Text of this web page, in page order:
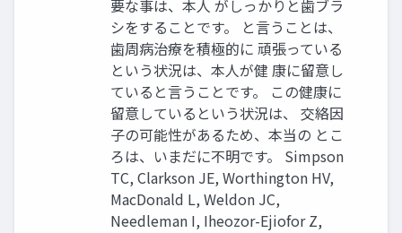
要な事は、本人 がしっかりと歯ブラ
シをすることです。 と言うことは、
歯周病治療を積極的に 頑張っている
という状況は、本人が健 康に留意し
ていると言うことです。 この健康に
留意しているという状況は、 交絡因
子の可能性があるため、本当の とこ
ろは、いまだに不明です。 Simpson
TC, Clarkson JE, Worthington HV,
MacDonald L, Weldon JC,
Needleman I, Iheozor-Ejiofor Z,